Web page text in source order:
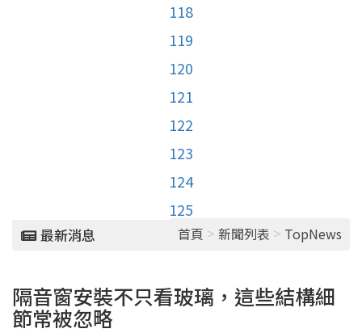
118
119
120
121
122
123
124
125
最新消息 首頁 > 新聞列表 > TopNews
隔音窗安裝不只看玻璃，這些結構細
節常被忽略